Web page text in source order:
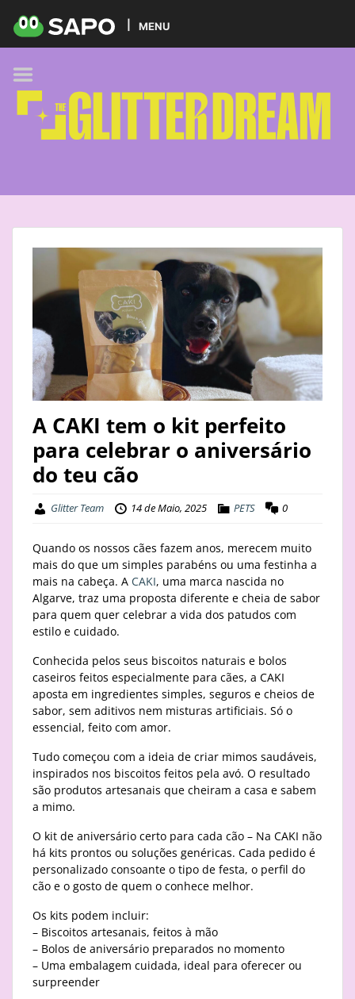
MENU
A CAKI tem o kit perfeito
para celebrar o aniversário
do teu cão
Glitter Team 14 de Maio, 2025 PETS 0
Quando os nossos cães fazem anos, merecem muito
mais do que um simples parabéns ou uma festinha a
mais na cabeça. A CAKI, uma marca nascida no
Algarve, traz uma proposta diferente e cheia de sabor
para quem quer celebrar a vida dos patudos com
estilo e cuidado.
Conhecida pelos seus biscoitos naturais e bolos
caseiros feitos especialmente para cães, a CAKI
aposta em ingredientes simples, seguros e cheios de
sabor, sem aditivos nem misturas artificiais. Só o
essencial, feito com amor.
Tudo começou com a ideia de criar mimos saudáveis,
inspirados nos biscoitos feitos pela avó. O resultado
são produtos artesanais que cheiram a casa e sabem
a mimo.
O kit de aniversário certo para cada cão – Na CAKI não
há kits prontos ou soluções genéricas. Cada pedido é
personalizado consoante o tipo de festa, o perfil do
cão e o gosto de quem o conhece melhor.
Os kits podem incluir:
– Biscoitos artesanais, feitos à mão
– Bolos de aniversário preparados no momento
– Uma embalagem cuidada, ideal para oferecer ou
surpreender
HOME
PODCAST
GLITTER BRANDS
KIDS
TREND
BEAUTY
MUSIC
STAY
BUSINESS
ABOUT